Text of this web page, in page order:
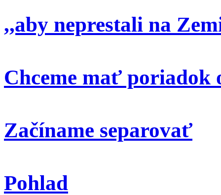
,,aby neprestali na
Chceme mať poriadok
Začíname separovať
Pohlad